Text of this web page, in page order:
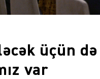
üçün də
var